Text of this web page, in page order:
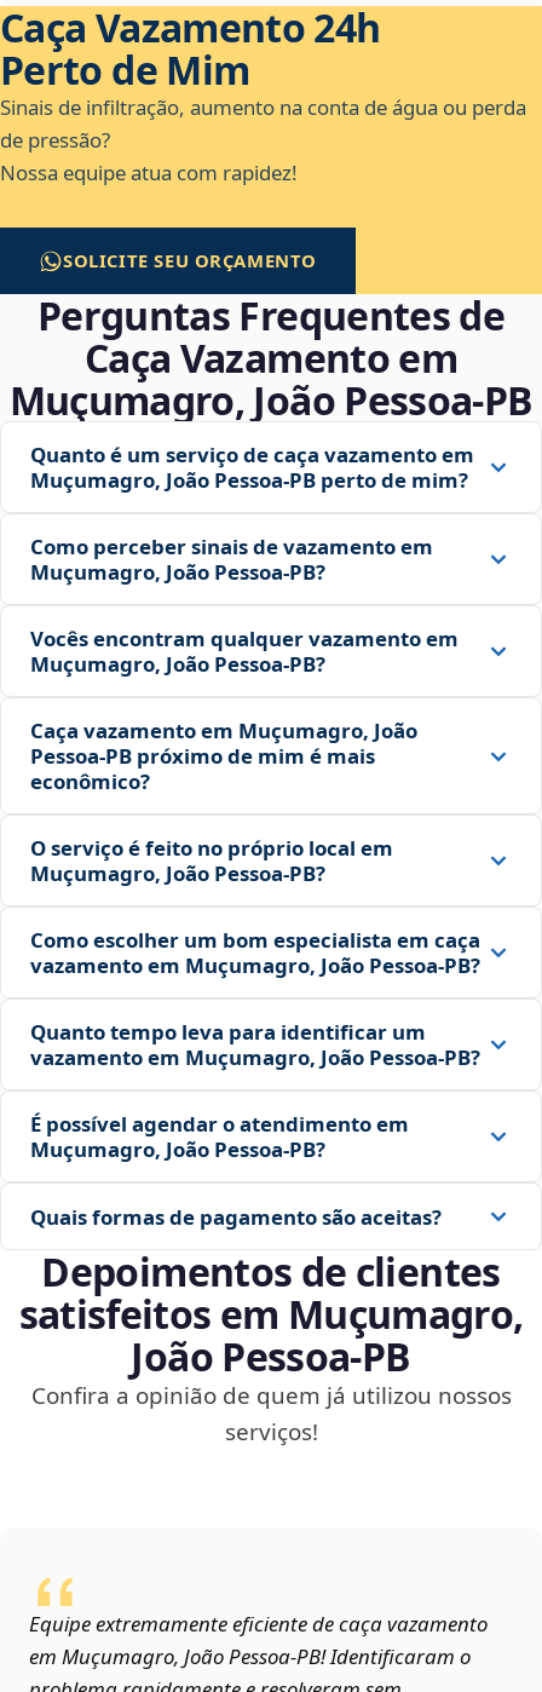
Caça Vazamento 24h
Perto de Mim
Sinais de infiltração, aumento na conta de água ou perda
de pressão?
Nossa equipe atua com rapidez!
SOLICITE SEU ORÇAMENTO
Perguntas Frequentes de
Caça Vazamento em
Muçumagro, João Pessoa‑PB
Quanto é um serviço de caça vazamento em
Muçumagro, João Pessoa‑PB perto de mim?
Como perceber sinais de vazamento em
Muçumagro, João Pessoa‑PB?
Vocês encontram qualquer vazamento em
Muçumagro, João Pessoa‑PB?
Caça vazamento em Muçumagro, João
Pessoa‑PB próximo de mim é mais
econômico?
O serviço é feito no próprio local em
Muçumagro, João Pessoa‑PB?
Como escolher um bom especialista em caça
vazamento em Muçumagro, João Pessoa‑PB?
Quanto tempo leva para identificar um
vazamento em Muçumagro, João Pessoa‑PB?
É possível agendar o atendimento em
Muçumagro, João Pessoa‑PB?
Quais formas de pagamento são aceitas?
Depoimentos de clientes
satisfeitos em Muçumagro,
João Pessoa‑PB
Confira a opinião de quem já utilizou nossos
serviços!
Equipe extremamente eficiente de caça vazamento
em Muçumagro, João Pessoa‑PB! Identificaram o